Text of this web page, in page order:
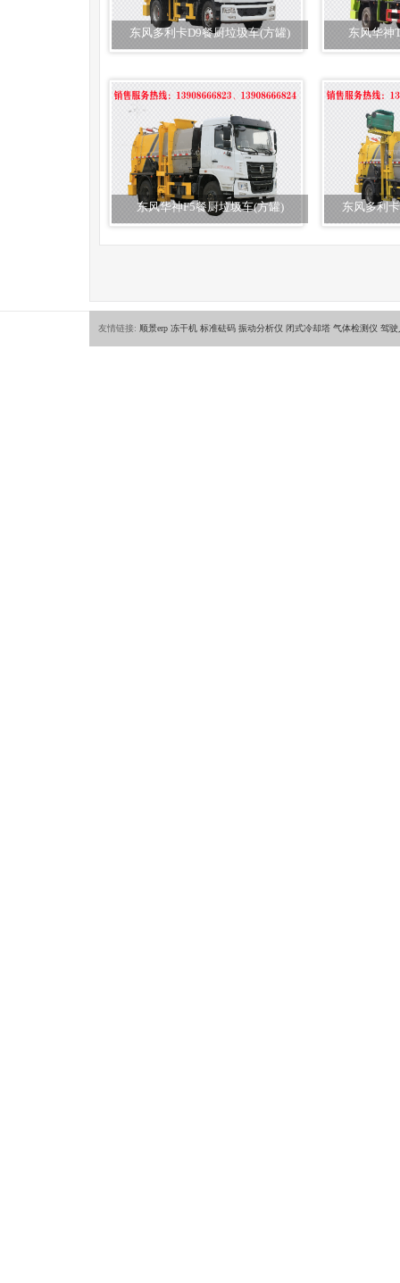
东风多利卡D9餐厨垃圾车(方罐) 东风华神
东风华神F5餐厨垃圾车(方罐) 东风多利
友情链接: 顺景erp 冻干机 标准砝码 振动分析仪 闭式冷却塔 气体检测仪 驾驶